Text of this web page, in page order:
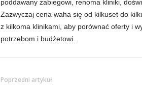
poddawany zabiegowi, renoma kliniki,
Zazwyczaj cena waha się od kilkuset do
z kilkoma klinikami, aby porównać oferty i
potrzebom i budżetowi.
Poprzedni artykuł